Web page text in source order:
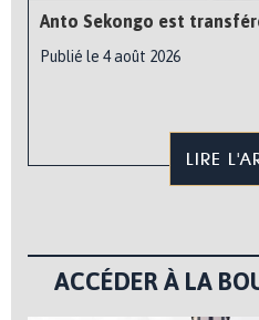
Anto Sekongo est
Publié le 4 août 2026
LIRE
ACCÉDER À LA